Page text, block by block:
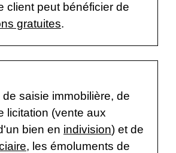
client peut bénéficier de
gratuites.
saisie immobilière, de
licitation (vente aux
bien en indivision) et de
, les émoluments de